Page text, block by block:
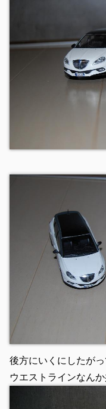
後方にいくにしたが
ウエストラインなん